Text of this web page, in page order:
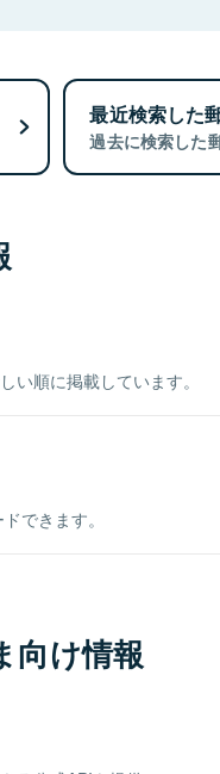
最近検索した
過去に検索した
い順に掲載しています。
できます。
向け情報